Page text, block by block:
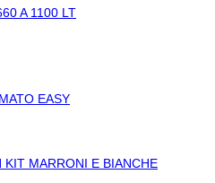
A 1100 LT
EASY
MARRONI E BIANCHE